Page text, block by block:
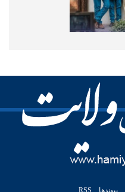
پیوندها RSS